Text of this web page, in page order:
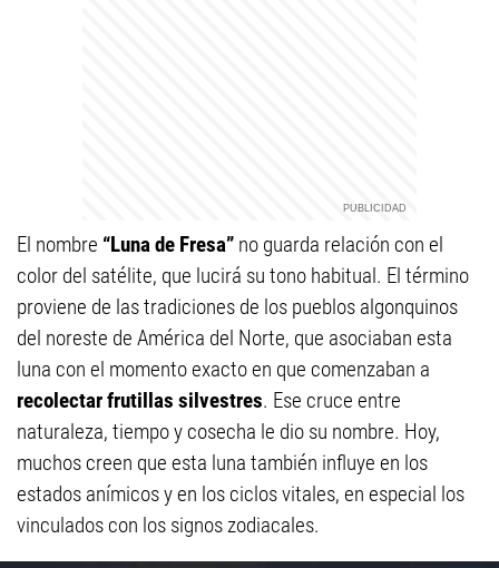
El nombre “Luna de Fresa” no guarda relación con el
color del satélite, que lucirá su tono habitual. El término
proviene de las tradiciones de los pueblos algonquinos
del noreste de América del Norte, que asociaban esta
luna con el momento exacto en que comenzaban a
recolectar frutillas silvestres. Ese cruce entre
naturaleza, tiempo y cosecha le dio su nombre. Hoy,
muchos creen que esta luna también influye en los
estados anímicos y en los ciclos vitales, en especial los
vinculados con los signos zodiacales.